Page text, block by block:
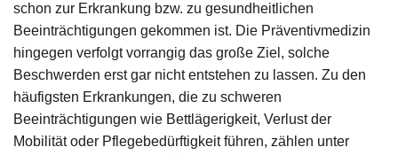
schon zur Erkrankung bzw. zu gesundheitlichen
Beeinträchtigungen gekommen ist. Die Präventivmedizin
hingegen verfolgt vorrangig das große Ziel, solche
Beschwerden erst gar nicht entstehen zu lassen. Zu den
häufigsten Erkrankungen, die zu schweren
Beeinträchtigungen wie Bettlägerigkeit, Verlust der
Mobilität oder Pflegebedürftigkeit führen, zählen unter